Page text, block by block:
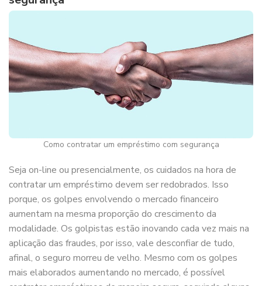
Como contratar um empréstimo com segurança
Seja on-line ou presencialmente, os cuidados na hora de
contratar um empréstimo devem ser redobrados. Isso
porque, os golpes envolvendo o mercado financeiro
aumentam na mesma proporção do crescimento da
modalidade. Os golpistas estão inovando cada vez mais na
aplicação das fraudes, por isso, vale desconfiar de tudo,
afinal, o seguro morreu de velho. Mesmo com os golpes
mais elaborados aumentando no mercado, é possível